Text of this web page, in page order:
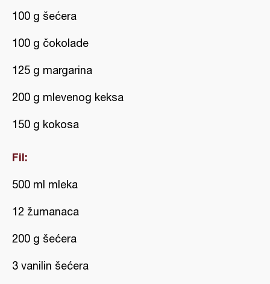
100 g šećera
100 g čokolade
125 g margarina
200 g mlevenog keksa
150 g kokosa
Fil:
500 ml mleka
12 žumanaca
200 g šećera
3 vanilin šećera